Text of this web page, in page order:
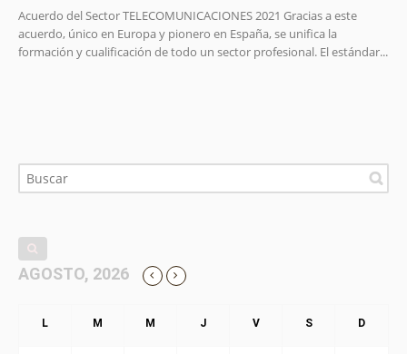
Acuerdo del Sector TELECOMUNICACIONES 2021 Gracias a este
acuerdo, único en Europa y pionero en España, se unifica la
formación y cualificación de todo un sector profesional. El estándar...
AGOSTO, 2026